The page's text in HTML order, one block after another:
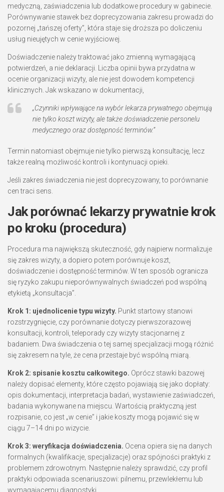
medyczną, zaświadczenia lub dodatkowe procedury w gabinecie.
Porównywanie stawek bez doprecyzowania zakresu prowadzi do
pozornej „tańszej oferty”, która staje się droższa po doliczeniu
usług nieujętych w cenie wyjściowej.
Doświadczenie należy traktować jako zmienną wymagającą
potwierdzeń, a nie deklaracji. Liczba opinii bywa przydatna w
ocenie organizacji wizyty, ale nie jest dowodem kompetencji
klinicznych. Jak wskazano w dokumentacji,
„Czynniki wpływające na wybór lekarza prywatnego obejmują
nie tylko koszt wizyty, ale także doświadczenie personelu
medycznego oraz dostępność terminów.”
Termin natomiast obejmuje nie tylko pierwszą konsultację, lecz
także realną możliwość kontroli i kontynuacji opieki.
Jeśli zakres świadczenia nie jest doprecyzowany, to porównanie
cen traci sens.
Jak porównać lekarzy prywatnie krok
po kroku (procedura)
Procedura ma największą skuteczność, gdy najpierw normalizuje
się zakres wizyty, a dopiero potem porównuje koszt,
doświadczenie i dostępność terminów. W ten sposób ogranicza
się ryzyko zakupu nieporównywalnych świadczeń pod wspólną
etykietą „konsultacja”.
Krok 1: ujednolicenie typu wizyty. Punkt startowy stanowi
rozstrzygnięcie, czy porównanie dotyczy pierwszorazowej
konsultacji, kontroli, teleporady czy wizyty stacjonarnej z
badaniem. Dwa świadczenia o tej samej specjalizacji mogą różnić
się zakresem na tyle, że cena przestaje być wspólną miarą.
Krok 2: spisanie kosztu całkowitego. Oprócz stawki bazowej
należy dopisać elementy, które często pojawiają się jako dopłaty:
opis dokumentacji, interpretacja badań, wystawienie zaświadczeń,
badania wykonywane na miejscu. Wartością praktyczną jest
rozpisanie, co jest „w cenie” i jakie koszty mogą pojawić się w
ciągu 7–14 dni po wizycie.
Krok 3: weryfikacja doświadczenia. Ocena opiera się na danych
formalnych (kwalifikacje, specjalizacje) oraz spójności praktyki z
problemem zdrowotnym. Następnie należy sprawdzić, czy profil
praktyki odpowiada scenariuszowi: pilnemu, przewlekłemu lub
wymagającemu diagnostyki.